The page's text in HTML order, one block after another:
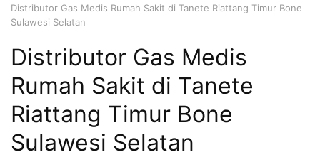
Distributor Gas Medis Rumah Sakit di Tanete Riattang Timur Bone
Sulawesi Selatan
Distributor Gas Medis
Rumah Sakit di Tanete
Riattang Timur Bone
Sulawesi Selatan